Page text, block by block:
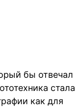
бы отвечал
стала
как для